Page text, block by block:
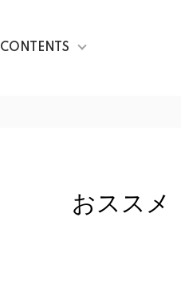
CONTENTS
おススメ